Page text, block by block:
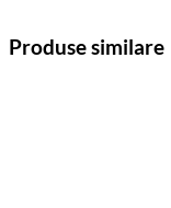
Produse similare